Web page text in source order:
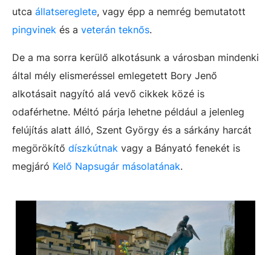
utca állatsereglete, vagy épp a nemrég bemutatott
pingvinek és a veterán teknős.
De a ma sorra kerülő alkotásunk a városban mindenki
által mély elismeréssel emlegetett Bory Jenő
alkotásait nagyító alá vevő cikkek közé is
odaférhetne. Méltó párja lehetne például a jelenleg
felújítás alatt álló, Szent György és a sárkány harcát
megörökítő díszkútnak vagy a Bányató fenekét is
megjáró Kelő Napsugár másolatának.